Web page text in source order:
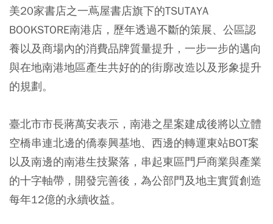
美20家書店之一蔦屋書店旗下的TSUTAYA
BOOKSTORE南港店，歷年透過不斷的策展、公區認
養以及商場內的消費品牌質量提升，一步一步的邁向
與在地南港地區產生共好的的街廓改造以及形象提升
的規劃。
臺北市市長蔣萬安表示，南港之星案建成後將以立體
空橋串連北邊的僑泰興基地、西邊的轉運東站BOT案
以及南邊的南港生技聚落，串起東區門戶商業與產業
的十字軸帶，開發完善後，為公部門及地主實質創造
每年12億的永續收益。